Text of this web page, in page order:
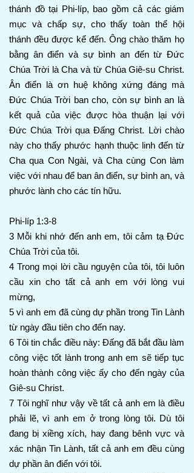
thánh đồ tại Phi-líp, bao gồm cả các giám
mục và chấp sự, cho thấy toàn thể hội
thánh đều được kể đến. Ông chào thăm họ
bằng ân điển và sự bình an đến từ Đức
Chúa Trời là Cha và từ Chúa Giê-su Christ.
Ân điển là ơn huệ không xứng đáng mà
Đức Chúa Trời ban cho, còn sự bình an là
kết quả của việc được hòa thuận lại với
Đức Chúa Trời qua Đấng Christ. Lời chào
này cho thấy phước hạnh thuộc linh đến từ
Cha qua Con Ngài, và Cha cùng Con làm
việc với nhau để ban ân điển, sự bình an, và
phước lành cho các tín hữu.
Phi-líp 1:3-8
3 Mỗi khi nhớ đến anh em, tôi cảm tạ Đức
Chúa Trời của tôi.
4 Trong mọi lời cầu nguyện của tôi, tôi luôn
cầu xin cho tất cả anh em với lòng vui
mừng,
5 vì anh em đã cùng dự phần trong Tin Lành
từ ngày đầu tiên cho đến nay.
6 Tôi tin chắc điều này: Đấng đã bắt đầu làm
công việc tốt lành trong anh em sẽ tiếp tục
hoàn thành công việc ấy cho đến ngày của
Giê-su Christ.
7 Tôi nghĩ như vậy về tất cả anh em là điều
phải lẽ, vì anh em ở trong lòng tôi. Dù tôi
đang bị xiềng xích, hay đang bênh vực và
xác nhận Tin Lành, tất cả anh em đều cùng
dự phần ân điển với tôi.